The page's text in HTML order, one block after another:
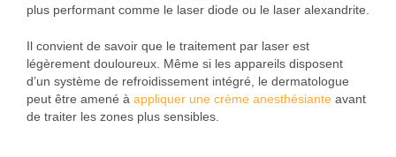
plus performant comme le laser diode ou le laser alexandrite.
Il convient de savoir que le traitement par laser est
légèrement douloureux. Même si les appareils disposent
d’un système de refroidissement intégré, le dermatologue
peut être amené à appliquer une crème anesthésiante avant
de traiter les zones plus sensibles.